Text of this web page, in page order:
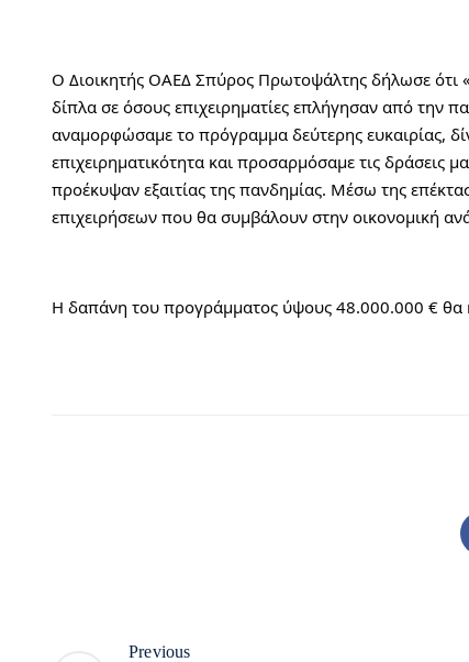
Ο Διοικητής ΟΑΕΔ Σπύρος Πρωτοψάλτης δήλωσε ότι
δίπλα σε όσους επιχειρηματίες επλήγησαν από την
αναμορφώσαμε το πρόγραμμα δεύτερης ευκαιρίας,
επιχειρηματικότητα και προσαρμόσαμε τις δράσεις
προέκυψαν εξαιτίας της πανδημίας. Μέσω της
επιχειρήσεων που θα συμβάλουν στην οικονομική
Η δαπάνη του προγράμματος ύψους 48.000.000 €
Previous